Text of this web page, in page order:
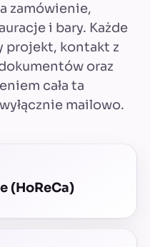
zamówienie,
i bary. Każde
projekt, kontakt z
oraz
cała ta
mailowo.
(HoReCa)